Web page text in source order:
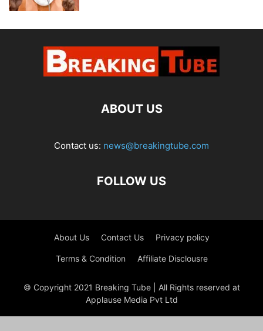
ABOUT US
Contact us: news@breakingtube.com
FOLLOW US
About Us Contact Us Privacy policy
Terms & Condition Affiliate Disclousre
© Copyright 2021 Breaking Tube | All Rights reserved at
Applause Media Pvt Ltd